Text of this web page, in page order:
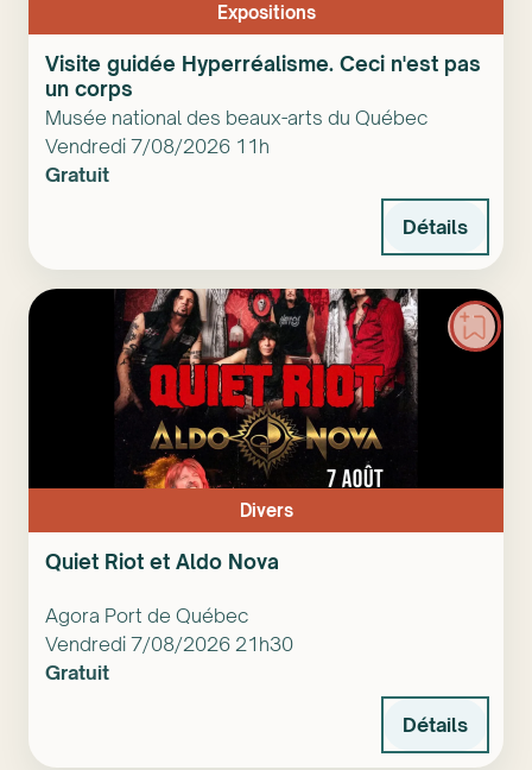
Expositions
Visite guidée Hyperréalisme. Ceci n'est pas
un corps
Musée national des beaux-arts du Québec
Vendredi 7/08/2026 11h
Gratuit
Détails
Divers
Quiet Riot et Aldo Nova
Agora Port de Québec
Vendredi 7/08/2026 21h30
Gratuit
Détails